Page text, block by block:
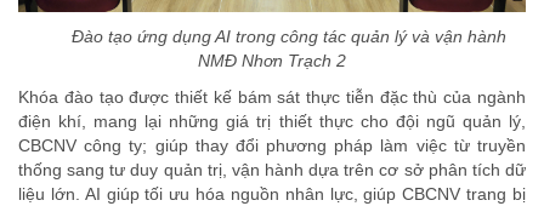
Đào tạo ứng dụng AI trong công tác quản lý và vận hành
NMĐ Nhơn Trạch 2
Khóa đào tạo được thiết kế bám sát thực tiễn đặc thù của ngành
điện khí, mang lại những giá trị thiết thực cho đội ngũ quản lý,
CBCNV công ty; giúp thay đổi phương pháp làm việc từ truyền
thống sang tư duy quản trị, vận hành dựa trên cơ sở phân tích dữ
liệu lớn. AI giúp tối ưu hóa nguồn nhân lực, giúp CBCNV trang bị